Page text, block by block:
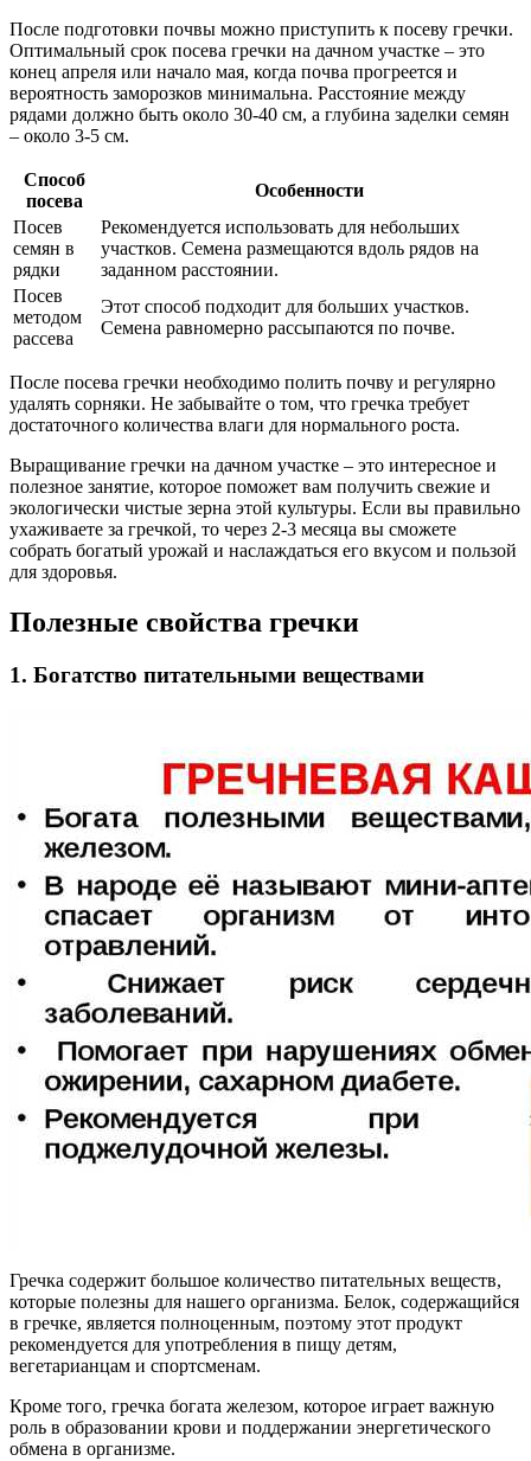
После подготовки почвы можно приступить к посеву гречки.
Оптимальный срок посева гречки на дачном участке – это
конец апреля или начало мая, когда почва прогреется и
вероятность заморозков минимальна. Расстояние между
рядами должно быть около 30-40 см, а глубина заделки семян
– около 3-5 см.
Способ
посева
Особенности
Посев
семян в
рядки
Рекомендуется использовать для небольших
участков. Семена размещаются вдоль рядов на
заданном расстоянии.
Посев
методом
рассева
Этот способ подходит для больших участков.
Семена равномерно рассыпаются по почве.
После посева гречки необходимо полить почву и регулярно
удалять сорняки. Не забывайте о том, что гречка требует
достаточного количества влаги для нормального роста.
Выращивание гречки на дачном участке – это интересное и
полезное занятие, которое поможет вам получить свежие и
экологически чистые зерна этой культуры. Если вы правильно
ухаживаете за гречкой, то через 2-3 месяца вы сможете
собрать богатый урожай и наслаждаться его вкусом и пользой
для здоровья.
Полезные свойства гречки
1. Богатство питательными веществами
Гречка содержит большое количество питательных веществ,
которые полезны для нашего организма. Белок, содержащийся
в гречке, является полноценным, поэтому этот продукт
рекомендуется для употребления в пищу детям,
вегетарианцам и спортсменам.
Кроме того, гречка богата железом, которое играет важную
роль в образовании крови и поддержании энергетического
обмена в организме.